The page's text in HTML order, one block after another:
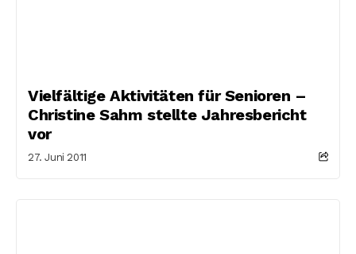
Vielfältige Aktivitäten für Senioren –
Christine Sahm stellte Jahresbericht
vor
27. Juni 2011